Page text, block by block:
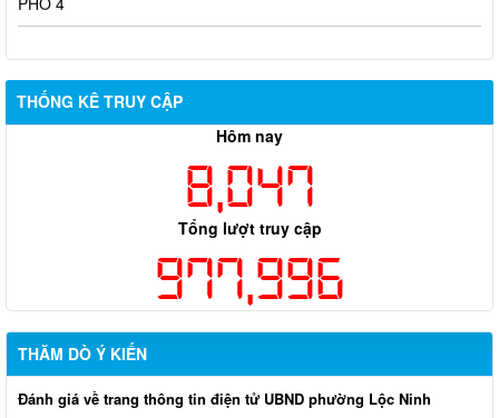
THỐNG KÊ TRUY CẬP
Hôm nay
8,047
Tổng lượt truy cập
977,996
THĂM DÒ Ý KIẾN
Đánh giá về trang thông tin điện tử UBND phường Lộc Ninh